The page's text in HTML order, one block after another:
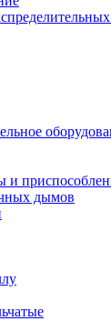
и
дымов